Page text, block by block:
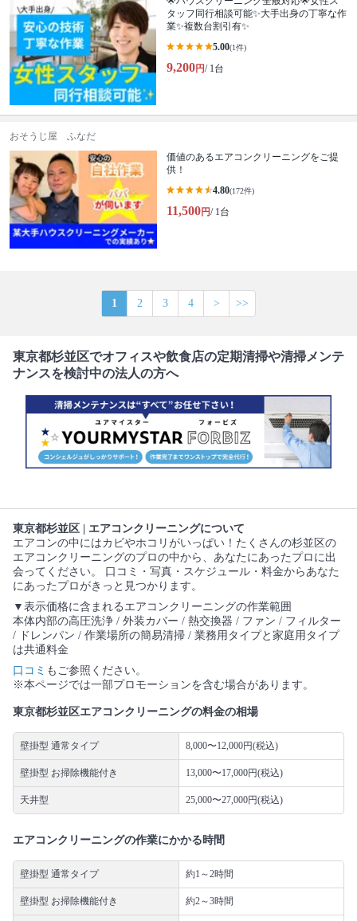
タッフ同行相談可能✨大手出身の丁寧な作
業✨複数台割引有✨
5.00(1件)
9,200円/ 1台
おそうじ屋 ふなだ
価値のあるエアコンクリーニングをご提
供！
4.80(172件)
11,500円/ 1台
1 2 3 4 > >>
東京都杉並区でオフィスや飲食店の定期清掃や清掃メンテ
ナンスを検討中の法人の方へ
東京都杉並区 | エアコンクリーニングについて
エアコンの中にはカビやホコリがいっぱい！たくさんの杉並区の
エアコンクリーニングのプロの中から、あなたにあったプロに出
会ってください。 口コミ・写真・スケジュール・料金からあなた
にあったプロがきっと見つかります。
▼表示価格に含まれるエアコンクリーニングの作業範囲
本体内部の高圧洗浄 / 外装カバー / 熱交換器 / ファン / フィルター
/ ドレンパン / 作業場所の簡易清掃 / 業務用タイプと家庭用タイプ
は共通料金
口コミ もご参照ください。
※本ページでは一部プロモーションを含む場合があります。
東京都杉並区エアコンクリーニングの料金の相場
壁掛型 通常タイプ 8,000〜12,000円(税込)
壁掛型 お掃除機能付き 13,000〜17,000円(税込)
天井型 25,000〜27,000円(税込)
エアコンクリーニングの作業にかかる時間
壁掛型 通常タイプ 約1～2時間
壁掛型 お掃除機能付き 約2～3時間